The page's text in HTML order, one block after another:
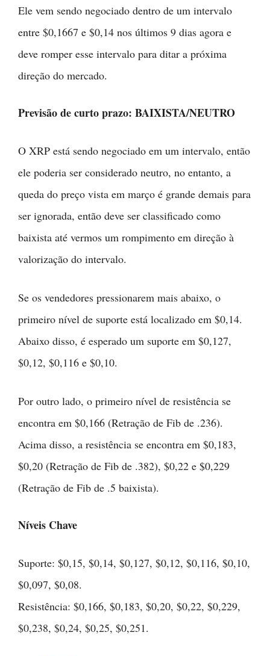
Ele vem sendo negociado dentro de um intervalo
entre $0,1667 e $0,14 nos últimos 9 dias agora e
deve romper esse intervalo para ditar a próxima
direção do mercado.
Previsão de curto prazo: BAIXISTA/NEUTRO
O XRP está sendo negociado em um intervalo, então
ele poderia ser considerado neutro, no entanto, a
queda do preço vista em março é grande demais para
ser ignorada, então deve ser classificado como
baixista até vermos um rompimento em direção à
valorização do intervalo.
Se os vendedores pressionarem mais abaixo, o
primeiro nível de suporte está localizado em $0,14.
Abaixo disso, é esperado um suporte em $0,127,
$0,12, $0,116 e $0,10.
Por outro lado, o primeiro nível de resistência se
encontra em $0,166 (Retração de Fib de .236).
Acima disso, a resistência se encontra em $0,183,
$0,20 (Retração de Fib de .382), $0,22 e $0,229
(Retração de Fib de .5 baixista).
Níveis Chave
Suporte: $0,15, $0,14, $0,127, $0,12, $0,116, $0,10,
$0,097, $0,08.
Resistência: $0,166, $0,183, $0,20, $0,22, $0,229,
$0,238, $0,24, $0,25, $0,251.